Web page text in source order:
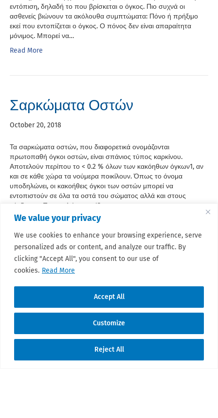
We value your privacy
We use cookies to enhance your browsing experience, serve
personalized ads or content, and analyze our traffic. By
clicking "Accept All", you consent to our use of
cookies. Read More
Customize
Reject All
Accept All
εντόπιση, δηλαδή το που βρίσκεται ο όγκος. Πιο συχνά οι
ασθενείς βιώνουν τα ακόλουθα συμπτώματα: Πόνο ή πρήξιμο
εκεί που εντοπίζεται ο όγκος. Ο πόνος δεν είναι απαραίτητα
μόνιμος. Μπορεί να…
Read More
Σαρκώματα Οστών
October 20, 2018
Τα σαρκώματα οστών, που διαφορετικά ονομάζονται
πρωτοπαθή όγκοι οστών, είναι σπάνιος τύπος καρκίνου.
Αποτελούν περίπου το < 0.2 % όλων των κακόηθων όγκων1, αν
και σε κάθε χώρα τα νούμερα ποικίλουν. Όπως το όνομα
υποδηλώνει, οι κακοήθεις όγκοι των οστών μπορεί να
εντοπιστούν σε όλα τα οστά του σώματος αλλά και στους
χόνδρους. Παρακαλώ προσέξτε:…
Read More
« Newer Posts
© 2026 Sarcoma Patient Advocacy Global
Network e.V./Assoc.
Translate »